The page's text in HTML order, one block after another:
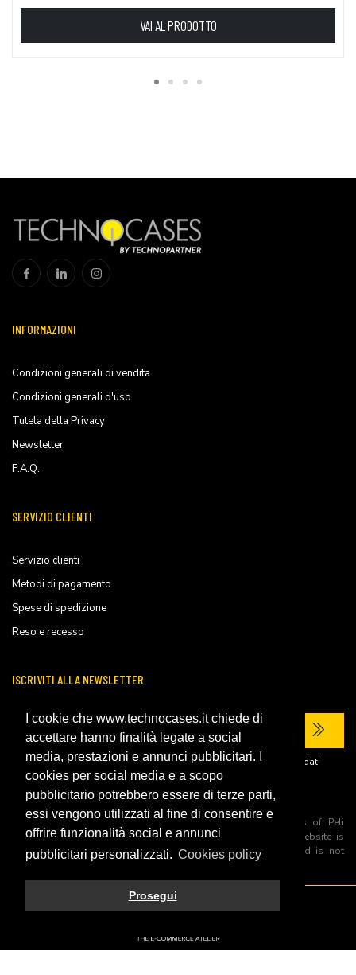
I cookie che www.technocases.it chiede di
accettare hanno finalità legate a social
media, prestazioni e annunci pubblicitari. I
cookies per social media e a scopo
pubblicitario potrebbero essere di terze parti,
essi vengono utilizzati al fine di consentire e
offrire funzionalità social e annunci
pubblicitari personalizzati. Cookies policy
Prosegui
VAI AL PRODOTTO
INFORMAZIONI
Condizioni generali di vendita
Condizioni generali d'uso
Tutela della Privacy
Newsletter
F.A.Q.
SERVIZIO CLIENTI
Servizio clienti
Metodi di pagamento
Spese di spedizione
Reso e recesso
ISCRIVITI ALLA NEWSLETTER
Ho letto laprivacy policy del sito e acconsento al trattamento dei miei dati
personali per ricevere comunicazioni commerciali.
All trademarks are registered and/or unregistered trademarks of Peli
Products, S.L.U. its parents, subsiadiries and affiliates. This website is
independently owned and operated by Technopartner SRL and is not
owned by Peli Products, S.L.U
© 2026 Technopartner SRL - All rights reserved